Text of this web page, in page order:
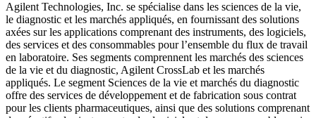
Agilent Technologies, Inc. se spécialise dans les sciences de la vie,
le diagnostic et les marchés appliqués, en fournissant des solutions
axées sur les applications comprenant des instruments, des logiciels,
des services et des consommables pour l’ensemble du flux de travail
en laboratoire. Ses segments comprennent les marchés des sciences
de la vie et du diagnostic, Agilent CrossLab et les marchés
appliqués. Le segment Sciences de la vie et marchés du diagnostic
offre des services de développement et de fabrication sous contrat
pour les clients pharmaceutiques, ainsi que des solutions comprenant